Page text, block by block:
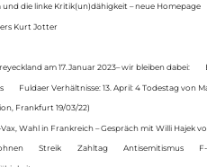
und die linke Kritik(un)dähigkeit – neue Homepage
Kurt Jotter
am 17.Januar 2023– wir bleiben dabei:
Fuldaer Verhältnisse: 13. April: 4 Todestag von
Frankfurt 19/03/22)
Wahl in Frankreich – Gespräch mit Willi Hajek
Streik Zahltag Antisemitismus